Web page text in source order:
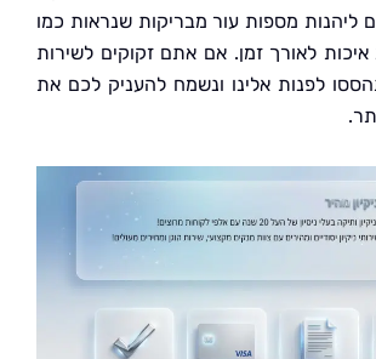
עור מבריקות שנראות כמו
זמן. אם אתם זקוקים לשירות
אלינו ונשמח להעניק לכם את